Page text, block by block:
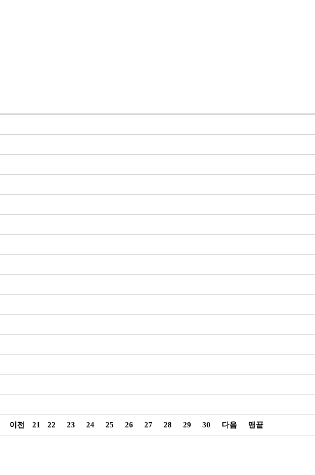
이전 21 22 23 24 25 26 27 28 29 30 다음 맨끝